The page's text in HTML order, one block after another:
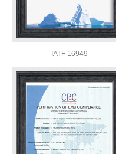
IATF 16949